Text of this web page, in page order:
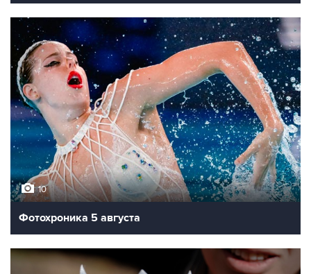
10
Фотохроника 5 августа